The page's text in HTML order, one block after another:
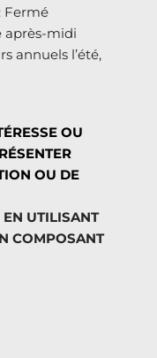
Fermé
après-midi
annuels l’été,
OU
OU DE
EN UTILISANT
COMPOSANT